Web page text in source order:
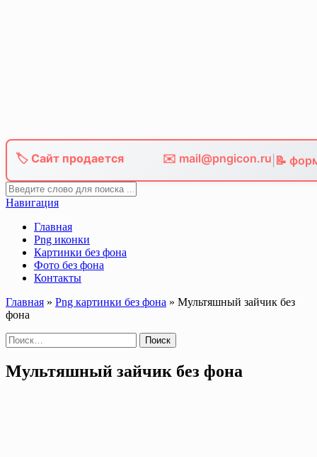
🏷️ Сайт продается ✉️ mail@pngicon.ru 📝
Навигация
Главная
Png иконки
Картинки без фона
Фото без фона
Контакты
Главная » Png картинки без фона » Мультяшный зайчик без
фона
Найти:
Мультяшный зайчик без фона